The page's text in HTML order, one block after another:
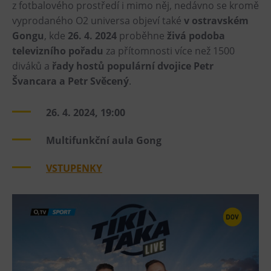
Heligonka
HopJump
Lezecká stěna
Národní zemědělské muzeum
FUTUREUM
Prohlídky
Dolní Vítkovice
Občerstvení
Kavárna Velký Svět techniky
z fotbalového prostředí i mimo něj, nedávno se kromě
vyprodaného O2 universa objeví také v ostravském
Gongu, kde 26. 4. 2024 proběhne živá podoba
televizního pořadu za přítomnosti více než 1500
diváků a řady hostů populární dvojice Petr
Švancara a Petr Svěcený.
26. 4. 2024, 19:00
Multifunkční aula Gong
VSTUPENKY